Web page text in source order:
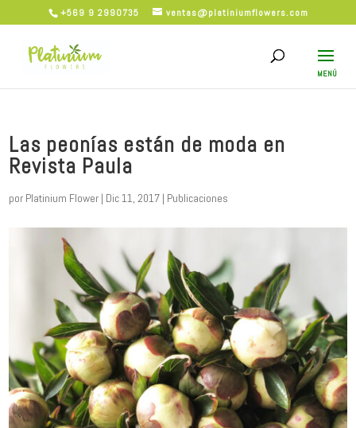
+569 9 2990735 ventas@platiniumflowers.com
Las peonías están de moda en
Revista Paula
por Platinium Flower | Dic 11, 2017 | Publicaciones